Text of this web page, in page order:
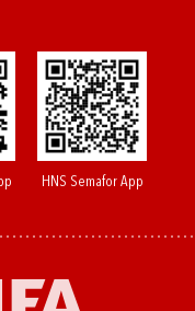
HNS Semafor App